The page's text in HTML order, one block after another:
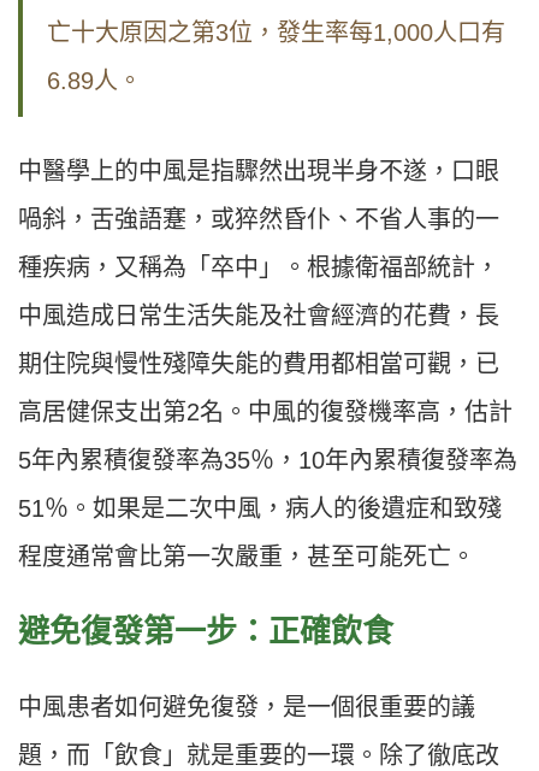
亡十大原因之第3位，發生率每1,000人口有
6.89人。
中醫學上的中風是指驟然出現半身不遂，口眼
喎斜，舌強語蹇，或猝然昏仆、不省人事的一
種疾病，又稱為「卒中」。根據衛福部統計，
中風造成日常生活失能及社會經濟的花費，長
期住院與慢性殘障失能的費用都相當可觀，已
高居健保支出第2名。中風的復發機率高，估計
5年內累積復發率為35％，10年內累積復發率為
51％。如果是二次中風，病人的後遺症和致殘
程度通常會比第一次嚴重，甚至可能死亡。
避免復發第一步：正確飲食
中風患者如何避免復發，是一個很重要的議
題，而「飲食」就是重要的一環。除了徹底改